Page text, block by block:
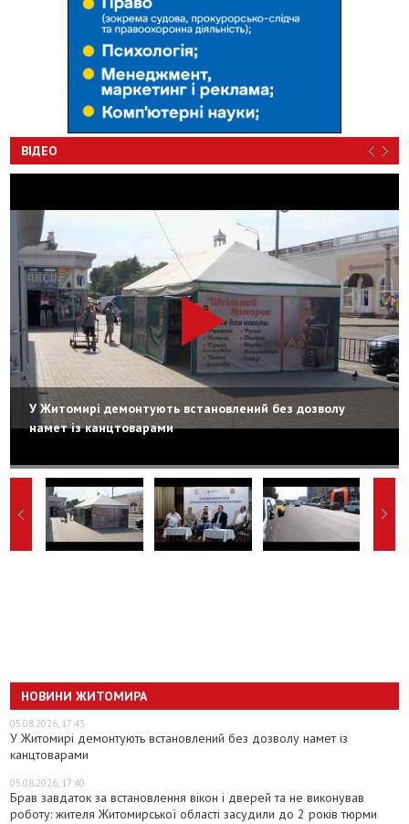
ВІДЕО
У Житомирі демонтують встановлений без дозволу
намет із канцтоварами
НОВИНИ ЖИТОМИРА
05.08.2026, 17:43
У Житомирі демонтують встановлений без дозволу намет із
канцтоварами
05.08.2026, 17:40
Брав завдаток за встановлення вікон і дверей та не виконував
роботу: жителя Житомирської області засудили до 2 років тюрми